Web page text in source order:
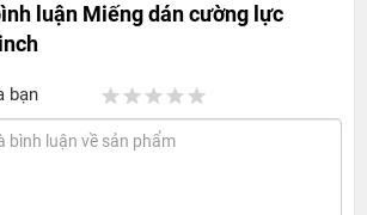
luận Miếng dán cường lực
bạn